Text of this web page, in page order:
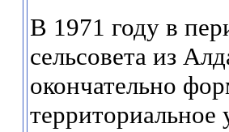
В 1971 году в
сельсовета из
окончательно
территориальное